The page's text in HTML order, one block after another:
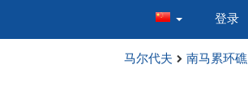
登录
马尔代夫 南马累环礁